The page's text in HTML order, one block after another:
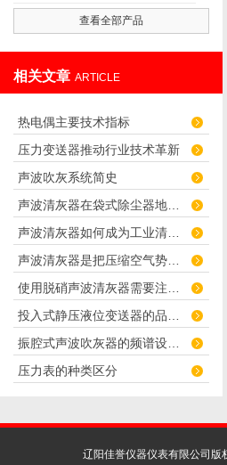
查看全部产品
相关文章 ARTICLE
热电偶主要技术指标
压力变送器推动行业技术革新
声波吹灰系统简史
压力表的种类区分
辽阳佳誉仪器仪表有限公司